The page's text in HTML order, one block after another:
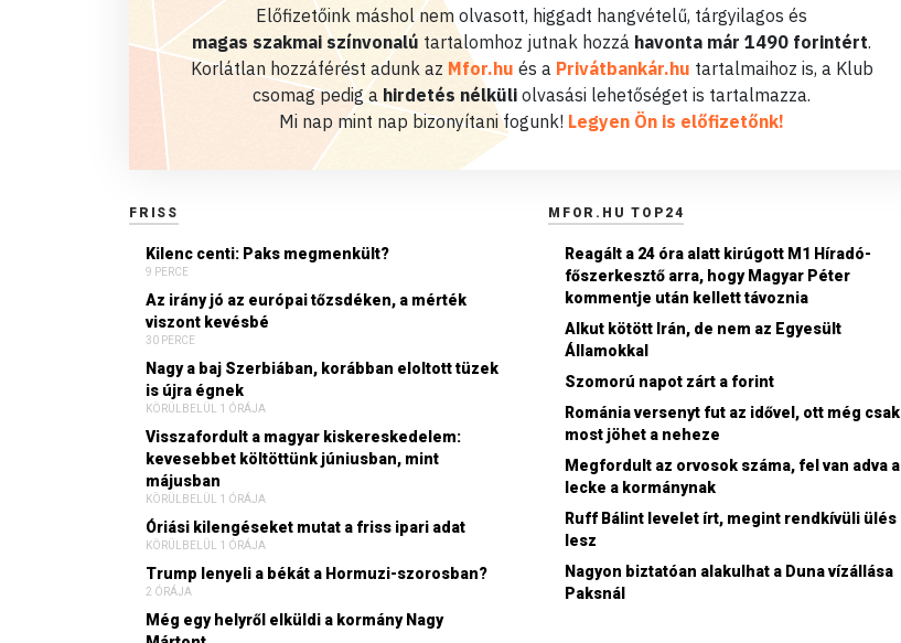
Előfizetőink máshol nem olvasott, higgadt hangvételű, tárgyilagos és
magas szakmai színvonalú tartalomhoz jutnak hozzá havonta már 1490 forintért.
Korlátlan hozzáférést adunk az Mfor.hu és a Privátbankár.hu tartalmaihoz is, a Klub
csomag pedig a hirdetés nélküli olvasási lehetőséget is tartalmazza.
Mi nap mint nap bizonyítani fogunk! Legyen Ön is előfizetőnk!
FRISS
Kilenc centi: Paks megmenkült?
9 PERCE
Az irány jó az európai tőzsdéken, a mérték
viszont kevésbé
30 PERCE
Nagy a baj Szerbiában, korábban eloltott tüzek
is újra égnek
KÖRÜLBELÜL 1 ÓRÁJA
Visszafordult a magyar kiskereskedelem:
kevesebbet költöttünk júniusban, mint
májusban
KÖRÜLBELÜL 1 ÓRÁJA
Óriási kilengéseket mutat a friss ipari adat
KÖRÜLBELÜL 1 ÓRÁJA
Trump lenyeli a békát a Hormuzi-szorosban?
2 ÓRÁJA
Még egy helyről elküldi a kormány Nagy
MFOR.HU TOP24
Reagált a 24 óra alatt kirúgott M1 Híradó-
főszerkesztő arra, hogy Magyar Péter
kommentje után kellett távoznia
Alkut kötött Irán, de nem az Egyesült
Államokkal
Szomorú napot zárt a forint
Románia versenyt fut az idővel, ott még csak
most jöhet a neheze
Megfordult az orvosok száma, fel van adva a
lecke a kormánynak
Ruff Bálint levelet írt, megint rendkívüli ülés
lesz
Nagyon biztatóan alakulhat a Duna vízállása
Paksnál